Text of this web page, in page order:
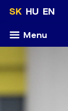
SK HU EN
Menu